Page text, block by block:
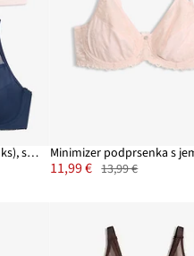
Podprsenka s kosticami (2 ks), so sieťovinou
11,99 € 13,99 €